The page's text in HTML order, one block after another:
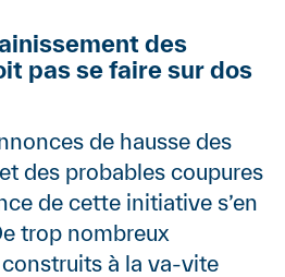
des
pas se faire sur dos
de hausse des
des probables coupures
de cette initiative s’en
trop nombreux
à la va-vite